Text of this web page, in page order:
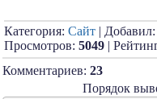
Категория: Сайт | Добавил:
Просмотров: 5049 |
Комментариев: 23
Порядок